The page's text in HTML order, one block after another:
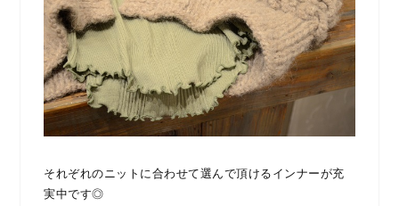
それぞれのニットに合わせて選んで頂けるインナーが充
実中です◎